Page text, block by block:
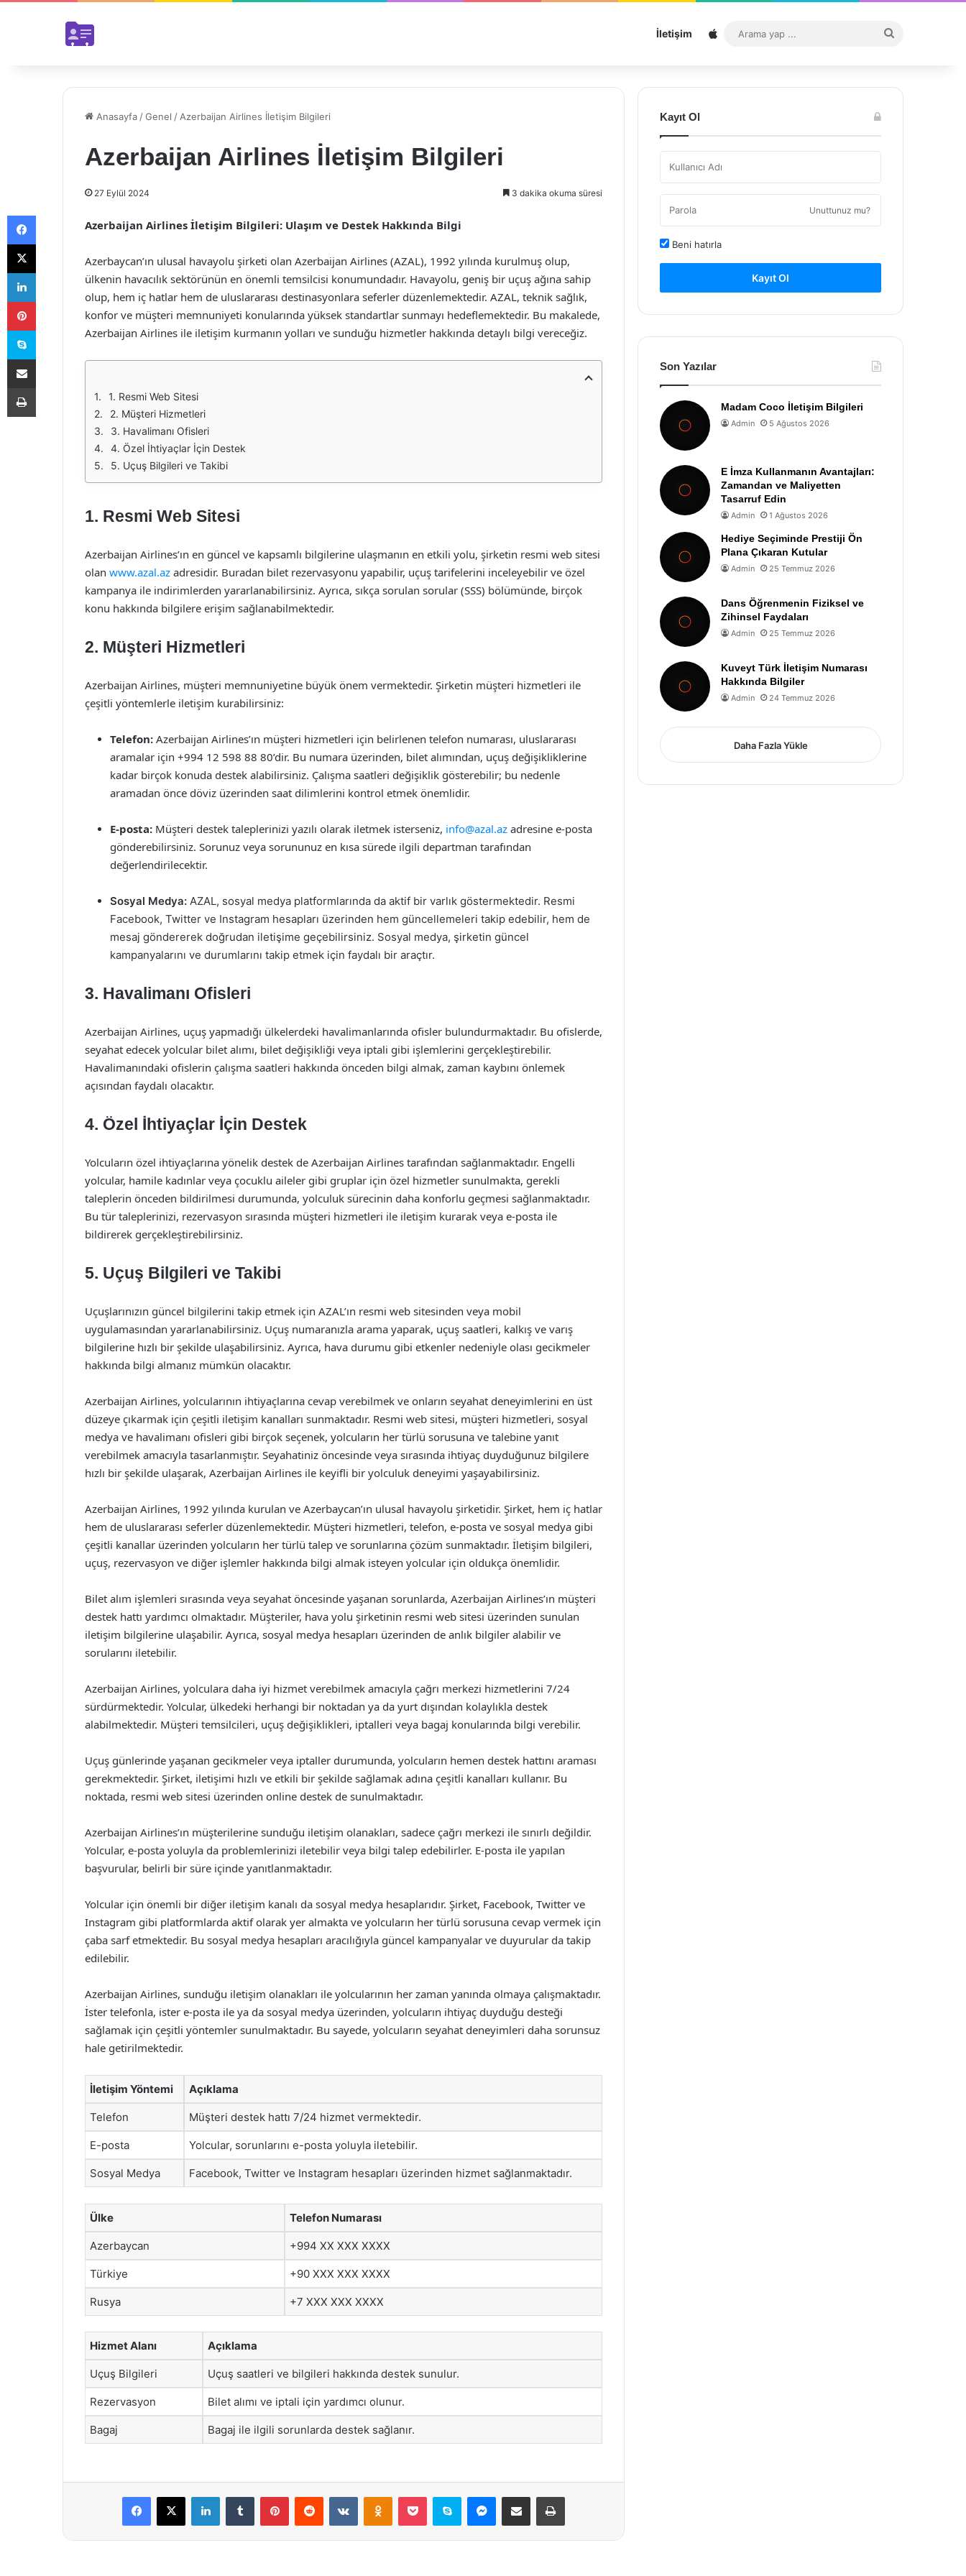
İletişim Sitemap
...
Anasayfa /Genel / Azerbaijan Airlines İletişim Bilgileri
Azerbaijan Airlines İletişim Bilgileri
27 Eylül 2024 3 dakika okuma süresi
Azerbaijan Airlines İletişim Bilgileri: Ulaşım ve Destek Hakkında Bilgi
Azerbaycan’ın ulusal havayolu şirketi olan Azerbaijan Airlines (AZAL), 1992 yılında kurulmuş olup,
ülkenin havacılık sektörünün en önemli temsilcisi konumundadır. Havayolu, geniş bir uçuş ağına sahip
olup, hem iç hatlar hem de uluslararası destinasyonlara seferler düzenlemektedir. AZAL, teknik sağlık,
konfor ve müşteri memnuniyeti konularında yüksek standartlar sunmayı hedeflemektedir. Bu makalede,
Azerbaijan Airlines ile iletişim kurmanın yolları ve sunduğu hizmetler hakkında detaylı bilgi vereceğiz.
1. Resmi Web Sitesi
2. Müşteri Hizmetleri
3. Havalimanı Ofisleri
4. Özel İhtiyaçlar İçin Destek
5. Uçuş Bilgileri ve Takibi
1. Resmi Web Sitesi
Azerbaijan Airlines’ın en güncel ve kapsamlı bilgilerine ulaşmanın en etkili yolu, şirketin resmi web sitesi
olan www.azal.az adresidir. Buradan bilet rezervasyonu yapabilir, uçuş tarifelerini inceleyebilir ve özel
kampanya ile indirimlerden yararlanabilirsiniz. Ayrıca, sıkça sorulan sorular (SSS) bölümünde, birçok
konu hakkında bilgilere erişim sağlanabilmektedir.
2. Müşteri Hizmetleri
Azerbaijan Airlines, müşteri memnuniyetine büyük önem vermektedir. Şirketin müşteri hizmetleri ile
çeşitli yöntemlerle iletişim kurabilirsiniz:
Telefon: Azerbaijan Airlines’ın müşteri hizmetleri için belirlenen telefon numarası, uluslararası
aramalar için +994 12 598 88 80’dir. Bu numara üzerinden, bilet alımından, uçuş değişikliklerine
kadar birçok konuda destek alabilirsiniz. Çalışma saatleri değişiklik gösterebilir; bu nedenle
aramadan önce döviz üzerinden saat dilimlerini kontrol etmek önemlidir.
E-posta: Müşteri destek taleplerinizi yazılı olarak iletmek isterseniz, info@azal.az adresine e-posta
gönderebilirsiniz. Sorunuz veya sorununuz en kısa sürede ilgili departman tarafından
değerlendirilecektir.
Sosyal Medya: AZAL, sosyal medya platformlarında da aktif bir varlık göstermektedir. Resmi
Facebook, Twitter ve Instagram hesapları üzerinden hem güncellemeleri takip edebilir, hem de
mesaj göndererek doğrudan iletişime geçebilirsiniz. Sosyal medya, şirketin güncel
kampanyalarını ve durumlarını takip etmek için faydalı bir araçtır.
3. Havalimanı Ofisleri
Azerbaijan Airlines, uçuş yapmadığı ülkelerdeki havalimanlarında ofisler bulundurmaktadır. Bu ofislerde,
seyahat edecek yolcular bilet alımı, bilet değişikliği veya iptali gibi işlemlerini gerçekleştirebilir.
Havalimanındaki ofislerin çalışma saatleri hakkında önceden bilgi almak, zaman kaybını önlemek
açısından faydalı olacaktır.
4. Özel İhtiyaçlar İçin Destek
Yolcuların özel ihtiyaçlarına yönelik destek de Azerbaijan Airlines tarafından sağlanmaktadır. Engelli
yolcular, hamile kadınlar veya çocuklu aileler gibi gruplar için özel hizmetler sunulmakta, gerekli
taleplerin önceden bildirilmesi durumunda, yolculuk sürecinin daha konforlu geçmesi sağlanmaktadır.
Bu tür taleplerinizi, rezervasyon sırasında müşteri hizmetleri ile iletişim kurarak veya e-posta ile
bildirerek gerçekleştirebilirsiniz.
5. Uçuş Bilgileri ve Takibi
Uçuşlarınızın güncel bilgilerini takip etmek için AZAL’ın resmi web sitesinden veya mobil
uygulamasından yararlanabilirsiniz. Uçuş numaranızla arama yaparak, uçuş saatleri, kalkış ve varış
bilgilerine hızlı bir şekilde ulaşabilirsiniz. Ayrıca, hava durumu gibi etkenler nedeniyle olası gecikmeler
hakkında bilgi almanız mümkün olacaktır.
Azerbaijan Airlines, yolcularının ihtiyaçlarına cevap verebilmek ve onların seyahat deneyimlerini en üst
düzeye çıkarmak için çeşitli iletişim kanalları sunmaktadır. Resmi web sitesi, müşteri hizmetleri, sosyal
medya ve havalimanı ofisleri gibi birçok seçenek, yolcuların her türlü sorusuna ve talebine yanıt
verebilmek amacıyla tasarlanmıştır. Seyahatiniz öncesinde veya sırasında ihtiyaç duyduğunuz bilgilere
hızlı bir şekilde ulaşarak, Azerbaijan Airlines ile keyifli bir yolculuk deneyimi yaşayabilirsiniz.
Azerbaijan Airlines, 1992 yılında kurulan ve Azerbaycan’ın ulusal havayolu şirketidir. Şirket, hem iç hatlar
hem de uluslararası seferler düzenlemektedir. Müşteri hizmetleri, telefon, e-posta ve sosyal medya gibi
çeşitli kanallar üzerinden yolcuların her türlü talep ve sorunlarına çözüm sunmaktadır. İletişim bilgileri,
uçuş, rezervasyon ve diğer işlemler hakkında bilgi almak isteyen yolcular için oldukça önemlidir.
Bilet alım işlemleri sırasında veya seyahat öncesinde yaşanan sorunlarda, Azerbaijan Airlines’ın müşteri
destek hattı yardımcı olmaktadır. Müşteriler, hava yolu şirketinin resmi web sitesi üzerinden sunulan
iletişim bilgilerine ulaşabilir. Ayrıca, sosyal medya hesapları üzerinden de anlık bilgiler alabilir ve
sorularını iletebilir.
Azerbaijan Airlines, yolculara daha iyi hizmet verebilmek amacıyla çağrı merkezi hizmetlerini 7/24
sürdürmektedir. Yolcular, ülkedeki herhangi bir noktadan ya da yurt dışından kolaylıkla destek
alabilmektedir. Müşteri temsilcileri, uçuş değişiklikleri, iptalleri veya bagaj konularında bilgi verebilir.
Uçuş günlerinde yaşanan gecikmeler veya iptaller durumunda, yolcuların hemen destek hattını araması
gerekmektedir. Şirket, iletişimi hızlı ve etkili bir şekilde sağlamak adına çeşitli kanalları kullanır. Bu
noktada, resmi web sitesi üzerinden online destek de sunulmaktadır.
Azerbaijan Airlines’ın müşterilerine sunduğu iletişim olanakları, sadece çağrı merkezi ile sınırlı değildir.
Yolcular, e-posta yoluyla da problemlerinizi iletebilir veya bilgi talep edebilirler. E-posta ile yapılan
başvurular, belirli bir süre içinde yanıtlanmaktadır.
Yolcular için önemli bir diğer iletişim kanalı da sosyal medya hesaplarıdır. Şirket, Facebook, Twitter ve
Instagram gibi platformlarda aktif olarak yer almakta ve yolcuların her türlü sorusuna cevap vermek için
çaba sarf etmektedir. Bu sosyal medya hesapları aracılığıyla güncel kampanyalar ve duyurular da takip
edilebilir.
Azerbaijan Airlines, sunduğu iletişim olanakları ile yolcularının her zaman yanında olmaya çalışmaktadır.
İster telefonla, ister e-posta ile ya da sosyal medya üzerinden, yolcuların ihtiyaç duyduğu desteği
sağlamak için çeşitli yöntemler sunulmaktadır. Bu sayede, yolcuların seyahat deneyimleri daha sorunsuz
hale getirilmektedir.
İletişim Yöntemi Açıklama
Telefon Müşteri destek hattı 7/24 hizmet vermektedir.
E-posta Yolcular, sorunlarını e-posta yoluyla iletebilir.
Sosyal Medya Facebook, Twitter ve Instagram hesapları üzerinden hizmet sağlanmaktadır.
Ülke Telefon Numarası
Azerbaycan +994 XX XXX XXXX
Türkiye +90 XXX XXX XXXX
Rusya +7 XXX XXX XXXX
Hizmet Alanı Açıklama
Uçuş Bilgileri Uçuş saatleri ve bilgileri hakkında destek sunulur.
Rezervasyon Bilet alımı ve iptali için yardımcı olunur.
Bagaj Bagaj ile ilgili sorunlarda destek sağlanır.
Facebook
X LinkedInTumblr PinterestReddit VKontakteOdnoklassniki
Pocket Skype Messenger
E-Posta ile paylaş Yazdır
Kayıt Ol
Unuttunuz mu?
Beni hatırla
Kayıt Ol
Son Yazılar
Madam Coco İletişim Bilgileri
Admin 5 Ağustos 2026
E İmza Kullanmanın Avantajları:
Zamandan ve Maliyetten
Tasarruf Edin
Admin 1 Ağustos 2026
Hediye Seçiminde Prestiji Ön
Plana Çıkaran Kutular
Admin 25 Temmuz 2026
Dans Öğrenmenin Fiziksel ve
Zihinsel Faydaları
Admin 25 Temmuz 2026
Kuveyt Türk İletişim Numarası
Hakkında Bilgiler
Admin 24 Temmuz 2026
Daha Fazla Yükle
Facebook
X
LinkedIn
Pinterest
Skype
E-Posta ile paylaş